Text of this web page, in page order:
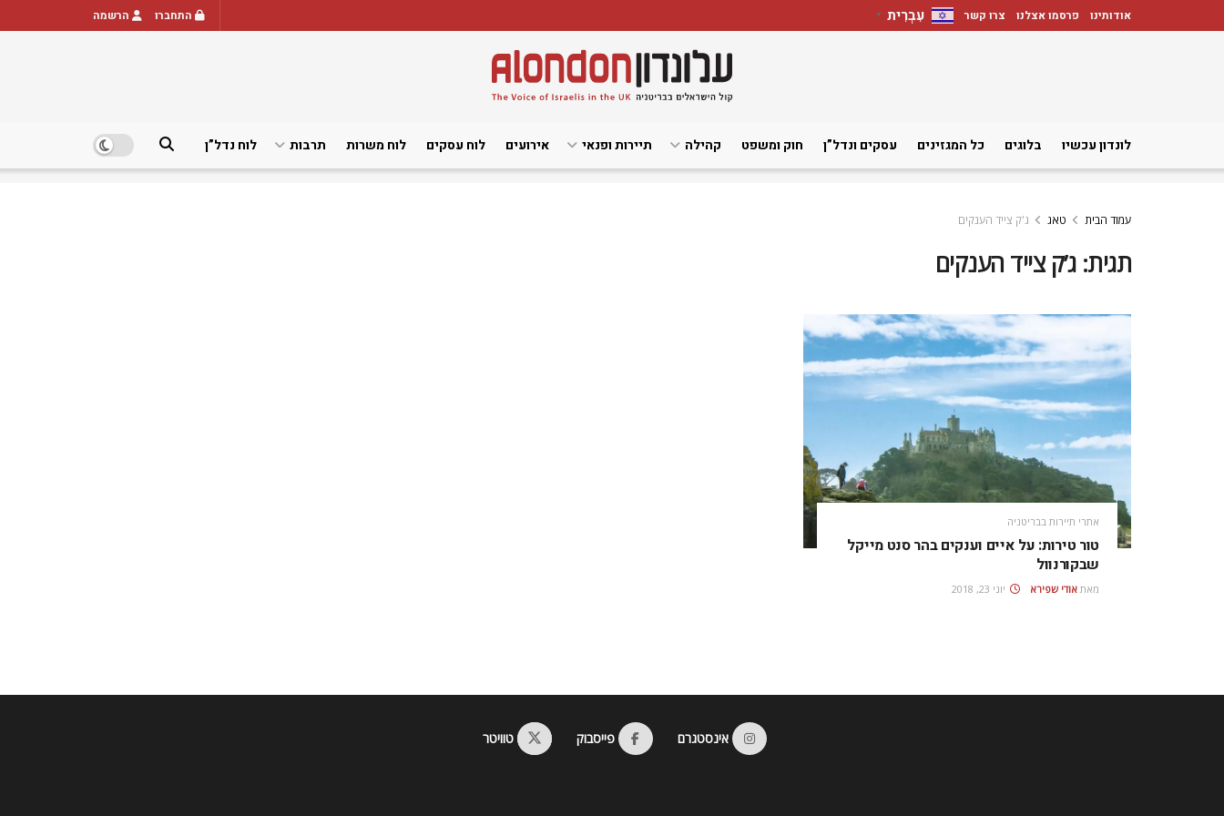
אודותינו פרסמו אצלנו צרו קשר עִבְרִית ▼ התחברו הרשמה
לונדון עכשיו בלוגים כל המגזינים עסקים ונדל”ן חוק ומשפט קהילה תיירות ופנאי אירועים לוח עסקים לוח משרות תרבות לוח נדל”ן
עמוד הבית טאג ג'ק צייד הענקים
תגית:ג’ק צייד הענקים
אתרי תיירות בבריטניה
טור טירות: על איים וענקים בהר סנט מייקל
שבקורנוול
מאת אודי שפירא יוני 23, 2018
אינסטגרם פייסבוק טוויטר